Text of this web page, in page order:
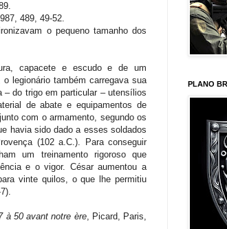
489, 49-52.
o pequeno tamanho dos
capacete e escudo e de um
legionário também carregava sua
– do trigo em particular – utensílios
de abate e equipamentos de
com o armamento, segundo os
havia sido dado a esses soldados
(102 a.C.). Para conseguir
um treinamento rigoroso que
e o vigor. César aumentou a
vinte quilos, o que lhe permitiu
à 50 avant notre ère, Picard, Paris,
PLANO